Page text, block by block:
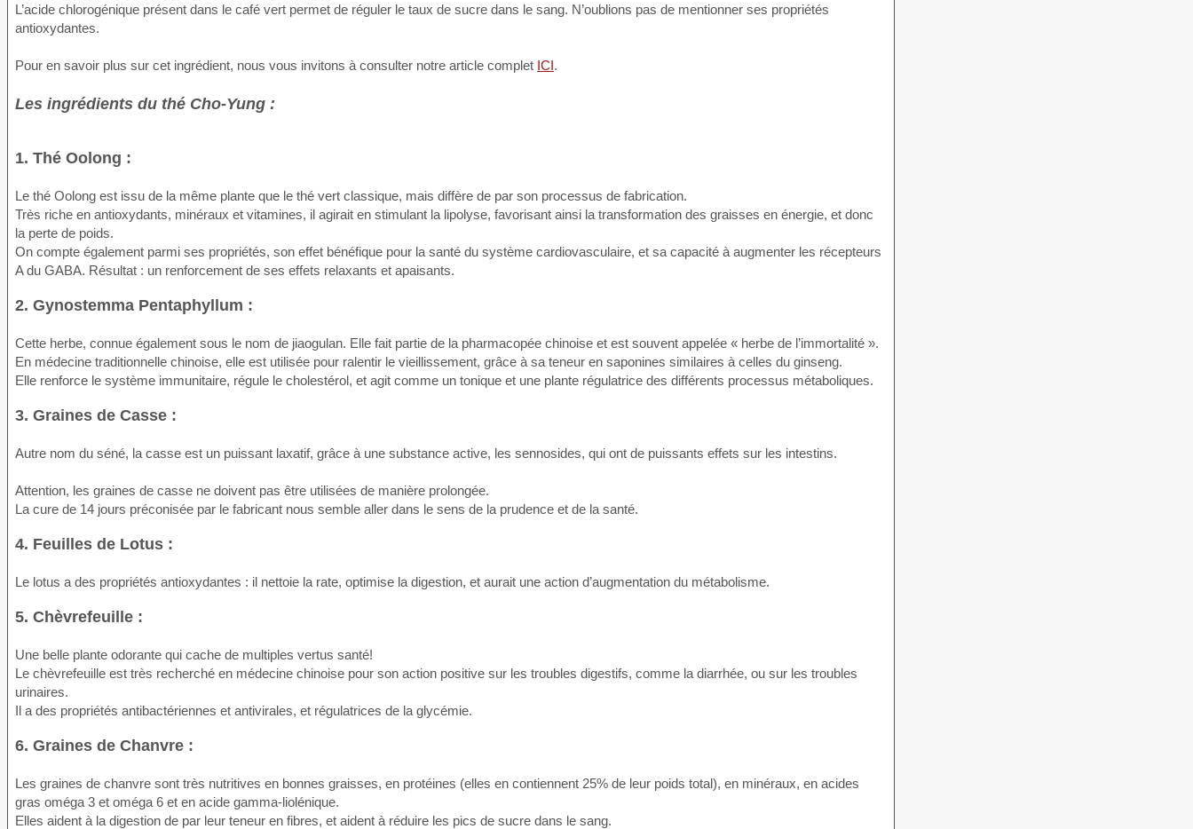
L’acide chlorogénique présent dans le café vert permet de réguler le taux de sucre dans le sang. N’oublions pas de mentionner ses propriétés
antioxydantes.
Pour en savoir plus sur cet ingrédient, nous vous invitons à consulter notre article complet ICI .
Les ingrédients du thé Cho-Yung :
1. Thé Oolong :
Le thé Oolong est issu de la même plante que le thé vert classique, mais diffère de par son processus de fabrication.
Très riche en antioxydants, minéraux et vitamines, il agirait en stimulant la lipolyse, favorisant ainsi la transformation des graisses en énergie, et donc
la perte de poids.
On compte également parmi ses propriétés, son effet bénéfique pour la santé du système cardiovasculaire, et sa capacité à augmenter les récepteurs
A du GABA. Résultat : un renforcement de ses effets relaxants et apaisants.
2. Gynostemma Pentaphyllum :
Cette herbe, connue également sous le nom de jiaogulan. Elle fait partie de la pharmacopée chinoise et est souvent appelée « herbe de l’immortalité ».
En médecine traditionnelle chinoise, elle est utilisée pour ralentir le vieillissement, grâce à sa teneur en saponines similaires à celles du ginseng.
Elle renforce le système immunitaire, régule le cholestérol, et agit comme un tonique et une plante régulatrice des différents processus métaboliques.
3. Graines de Casse :
Autre nom du séné, la casse est un puissant laxatif, grâce à une substance active, les sennosides, qui ont de puissants effets sur les intestins.
Attention, les graines de casse ne doivent pas être utilisées de manière prolongée.
La cure de 14 jours préconisée par le fabricant nous semble aller dans le sens de la prudence et de la santé.
4. Feuilles de Lotus :
Le lotus a des propriétés antioxydantes : il nettoie la rate, optimise la digestion, et aurait une action d’augmentation du métabolisme.
5. Chèvrefeuille :
Une belle plante odorante qui cache de multiples vertus santé!
Le chèvrefeuille est très recherché en médecine chinoise pour son action positive sur les troubles digestifs, comme la diarrhée, ou sur les troubles
urinaires.
Il a des propriétés antibactériennes et antivirales, et régulatrices de la glycémie.
6. Graines de Chanvre :
Les graines de chanvre sont très nutritives en bonnes graisses, en protéines (elles en contiennent 25% de leur poids total), en minéraux, en acides
gras oméga 3 et oméga 6 et en acide gamma-liolénique.
Elles aident à la digestion de par leur teneur en fibres, et aident à réduire les pics de sucre dans le sang.